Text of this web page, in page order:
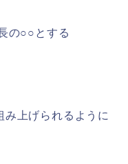
の○○とする
上げられるように